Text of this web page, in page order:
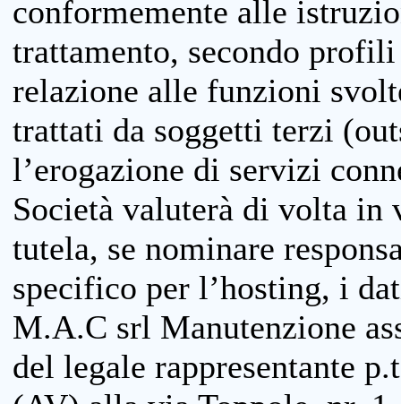
conformemente alle
trattamento, secondo
relazione alle funzioni
trattati da soggetti terzi
l’erogazione di servizi
Società valuterà di volta in
tutela, se nominare
specifico per l’hosting, i
M.A.C srl Manutenzione
del legale rappresentante